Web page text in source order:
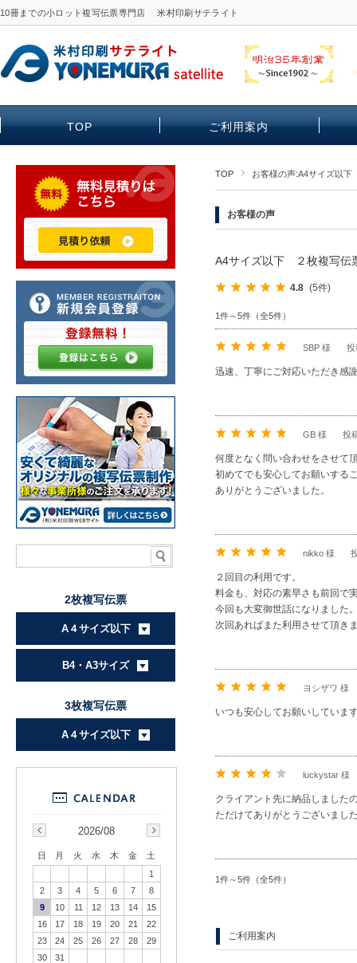
10冊までの小ロット複写伝票専門店 米村印刷サテライト
TOP ご利用案内
TOP お客様の声:A4サイズ以
お客様の声
A4サイズ以下 ２枚複写
4.8 (5件)
1件～5件（全5件）
SBP 様 投
迅速、丁寧にご対応いただき感
GB 様 投
何度となく問い合わせをさせて
初めてでも安心してお願いする
ありがとうございました。
nikko 様
２回目の利用です。
料金も、対応の素早さも前回で
今回も大変御世話になりました
次回あればまた利用させて頂き
ヨシザワ 様
いつも安心してお願いしていま
luckystar 様
クライアント先に納品しました
ただけてありがとうございまし
1件～5件（全5件）
ご利用案内
2枚複写伝票
A４サイズ以下
B4・A3サイズ
3枚複写伝票
A４サイズ以下
2026/08
日 月 火 水 木 金
土
1
2
3 4 5 6 7
8
9
10 11 12 13 14
15
16
17 18 19 20 21
22
23
24 25 26 27 28
29
30
31